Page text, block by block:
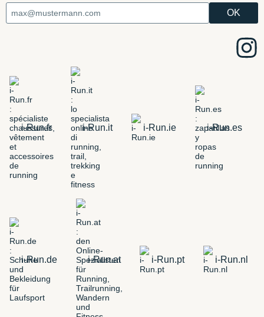
i-Run.fr i-Run.it i-Run.ie i-Run.es
i-Run.de i-Run.at i-Run.pt i-Run.nl